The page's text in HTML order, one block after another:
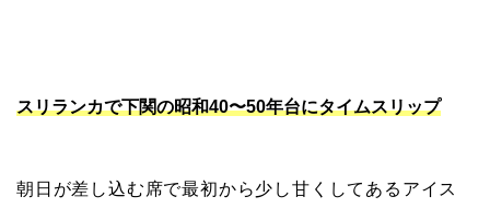
スリランカで下関の昭和40〜50年台にタイムスリップ
朝日が差し込む席で最初から少し甘くしてあるアイス